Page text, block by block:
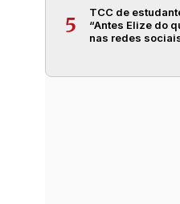
5
TCC de
“Antes Elize do
nas redes